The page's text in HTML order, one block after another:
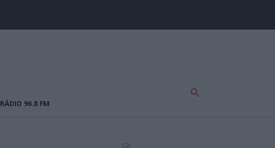
RÁDIO 96.8 FM